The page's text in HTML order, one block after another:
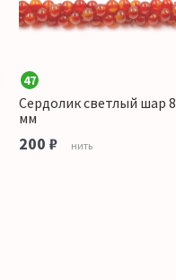
47
Сердолик светлый шар 8
мм
200 ₽ нить